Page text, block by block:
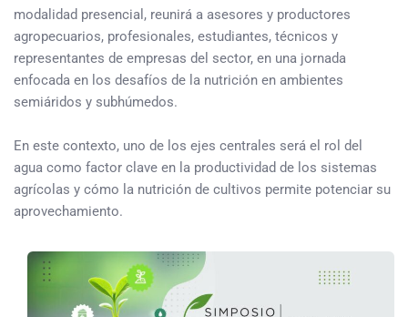
modalidad presencial, reunirá a asesores y productores
agropecuarios, profesionales, estudiantes, técnicos y
representantes de empresas del sector, en una jornada
enfocada en los desafíos de la nutrición en ambientes
semiáridos y subhúmedos.
En este contexto, uno de los ejes centrales será el rol del
agua como factor clave en la productividad de los sistemas
agrícolas y cómo la nutrición de cultivos permite potenciar su
aprovechamiento.